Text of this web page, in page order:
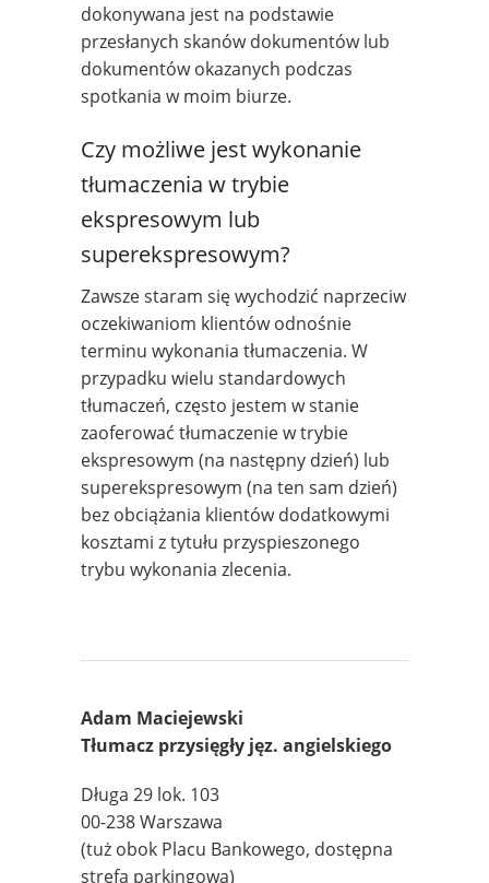
dokonywana jest na podstawie
przesłanych skanów dokumentów lub
dokumentów okazanych podczas
spotkania w moim biurze.
Czy możliwe jest wykonanie
tłumaczenia w trybie
ekspresowym lub
superekspresowym?
Zawsze staram się wychodzić naprzeciw
oczekiwaniom klientów odnośnie
terminu wykonania tłumaczenia. W
przypadku wielu standardowych
tłumaczeń, często jestem w stanie
zaoferować tłumaczenie w trybie
ekspresowym (na następny dzień) lub
superekspresowym (na ten sam dzień)
bez obciążania klientów dodatkowymi
kosztami z tytułu przyspieszonego
trybu wykonania zlecenia.
Adam Maciejewski
Tłumacz przysięgły jęz. angielskiego
Długa 29 lok. 103
00-238 Warszawa
(tuż obok Placu Bankowego, dostępna
strefa parkingowa)